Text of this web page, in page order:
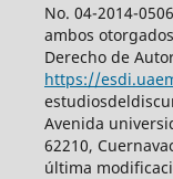
No. 04-2014-
ambos
Derecho de
https://
Avenida
62210,
última